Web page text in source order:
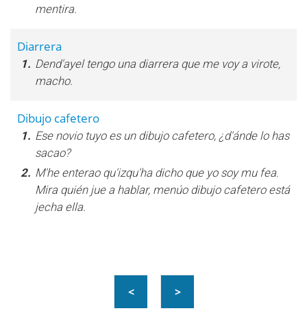
mentira.
Diarrera
1. Dend'ayel tengo una diarrera que me voy a virote,
macho.
Dibujo cafetero
1. Ese novio tuyo es un dibujo cafetero, ¿d'ánde lo has
sacao?
2. M'he enterao qu'izqu'ha dicho que yo soy mu fea.
Mira quién jue a hablar, menúo dibujo cafetero está
jecha ella.
< >